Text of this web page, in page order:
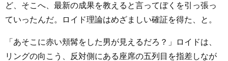
ど、そこへ、最新の成果を教えると言ってぼくを引っ張っ
ていったんだ。ロイド理論はめざましい確証を得た、と。
「あそこに赤い頬髯をした男が見えるだろ？」ロイドは、
リングの向こう、反対側にある座席の五列目を指差しなが